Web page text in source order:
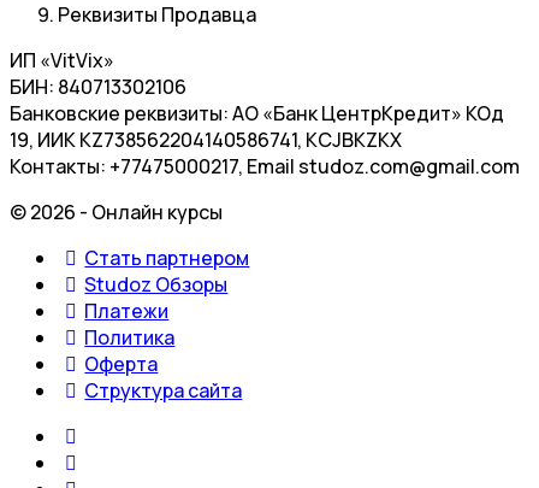
Реквизиты Продавца
ИП «VitVix»
БИН: 840713302106
Банковские реквизиты: АО «Банк ЦентрКредит» КОд
19, ИИК KZ738562204140586741, KCJBKZKX
Контакты: +77475000217, Email studoz.com@gmail.com
© 2026 - Онлайн курсы
Стать партнером
Studoz Обзоры
Платежи
Политика
Оферта
Структура сайта